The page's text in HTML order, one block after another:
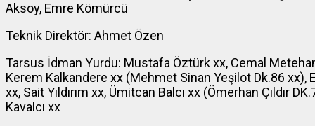
Aksoy, Emre Kömürcü
Teknik Direktör: Ahmet Özen
Tarsus İdman Yurdu: Mustafa Öztürk xx, Cemal
Kerem Kalkandere xx (Mehmet Sinan Yeşilot Dk.86 xx),
xx, Sait Yıldırım xx, Ümitcan Balcı xx (Ömerhan Çıldır
Kavalcı xx